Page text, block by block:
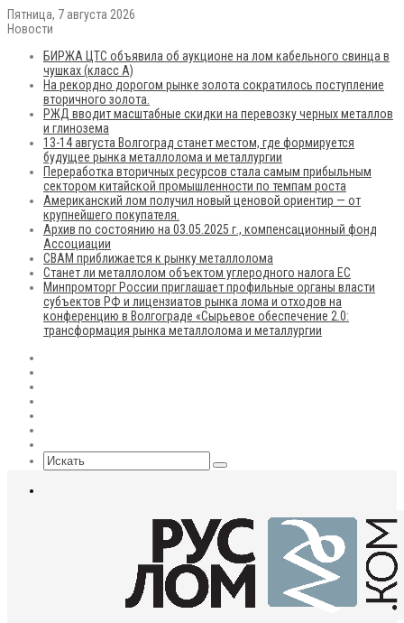
Пятница, 7 августа 2026
Новости
БИРЖА ЦТС объявила об аукционе на лом кабельного свинца в
чушках (класс А)
На рекордно дорогом рынке золота сократилось поступление
вторичного золота.
РЖД вводит масштабные скидки на перевозку черных металлов
и глинозема
13-14 августа Волгоград станет местом, где формируется
будущее рынка металлолома и металлургии
Переработка вторичных ресурсов стала самым прибыльным
сектором китайской промышленности по темпам роста
Американский лом получил новый ценовой ориентир — от
крупнейшего покупателя.
Архив по состоянию на 03.05.2025 г., компенсационный фонд
Ассоциации
CBAM приближается к рынку металлолома
Станет ли металлолом объектом углеродного налога ЕС
Минпромторг России приглашает профильные органы власти
субъектов РФ и лицензиатов рынка лома и отходов на
конференцию в Волгограде «Сырьевое обеспечение 2.0:
трансформация рынка металлолома и металлургии
Искать